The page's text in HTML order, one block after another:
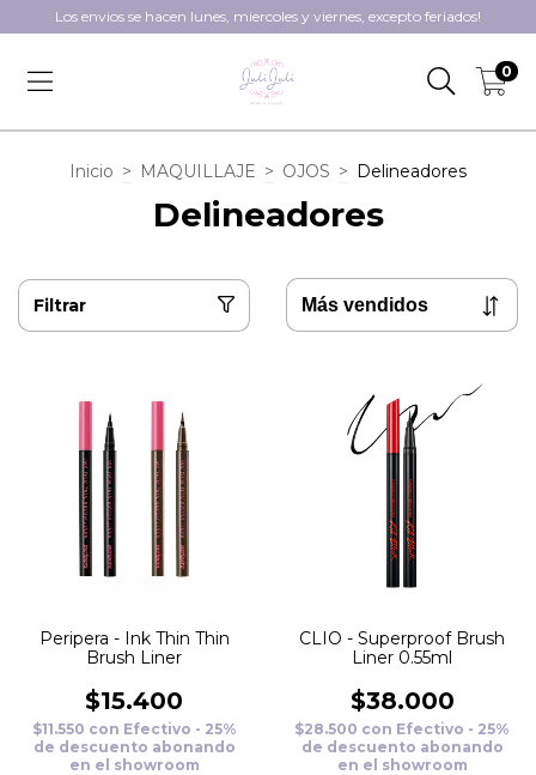
Los envios se hacen lunes, miercoles y viernes, excepto feriados!
0
Inicio > MAQUILLAJE > OJOS > Delineadores
Delineadores
Filtrar
Peripera - Ink Thin Thin
Brush Liner
$15.400
$11.550 con Efectivo - 25%
de descuento abonando
en el showroom
CLIO - Superproof Brush
Liner 0.55ml
$38.000
$28.500 con Efectivo - 25%
de descuento abonando
en el showroom